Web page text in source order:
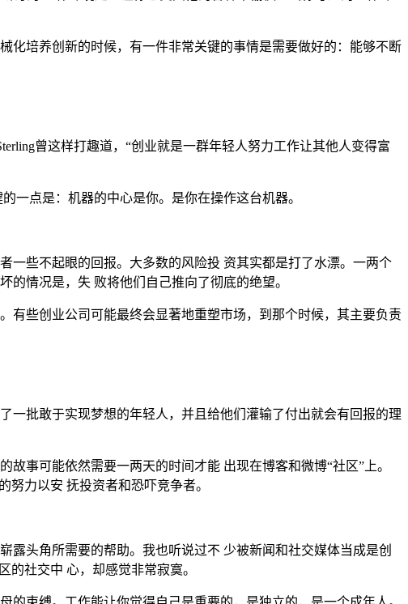
化培养创新的时候，有一件非常关键的事情是需要做好的：能够不断
曾这样打趣道，“创业就是一群年轻人努力工作让其他人变得富
一点是：机器的中心是你。是你在操作这台机器。
一些不起眼的回报。大多数的风险投 资其实都是打了水漂。一两个
情况是，失 败将他们自己推向了彻底的绝望。
有些创业公司可能最终会显著地重塑市场，到那个时候，其主要负责
一批敢于实现梦想的年轻人，并且给他们灌输了付出就会有回报的理
事可能依然需要一两天的时间才能 出现在博客和微博“社区”上。
力以安 抚投资者和恐吓竞争者。
头角所需要的帮助。我也听说过不 少被新闻和社交媒体当成是创
社交中 心，却感觉非常寂寞。